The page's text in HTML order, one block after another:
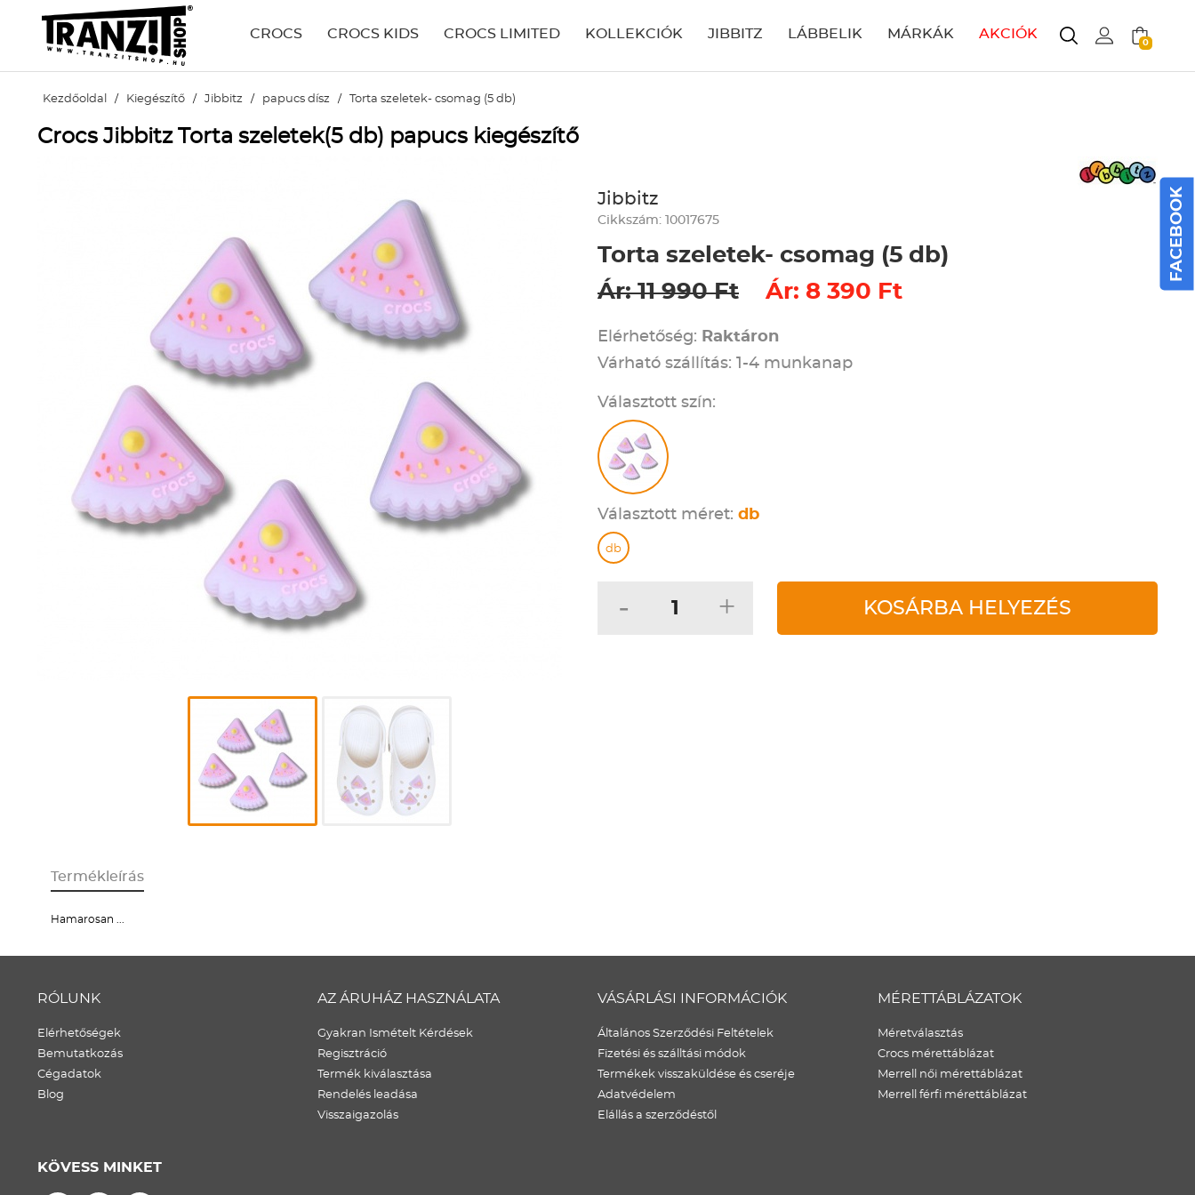
CROCS CROCS KIDS CROCS LIMITED KOLLEKCIÓK JIBBITZ LÁBBELIK MÁRKÁK AKCIÓK
0
Kezdőoldal / Kiegészítő / Jibbitz / papucs dísz / Torta szeletek- csomag (5 db)
Crocs Jibbitz Torta szeletek(5 db) papucs kiegészítő
Jibbitz
Cikkszám: 10017675
Torta szeletek- csomag (5 db)
Ár: 11 990 Ft
Ár: 8 390 Ft
Elérhetőség: Raktáron
Várható szállítás: 1-4 munkanap
Választott szín:
Választott méret: db
db
- + KOSÁRBA HELYEZÉS
Termékleírás
Hamarosan ...
RÓLUNK
Elérhetőségek
Bemutatkozás
Cégadatok
Blog
AZ ÁRUHÁZ HASZNÁLATA
Gyakran Ismételt Kérdések
Regisztráció
Termék kiválasztása
Rendelés leadása
Visszaigazolás
VÁSÁRLÁSI INFORMÁCIÓK
Általános Szerződési Feltételek
Fizetési és szálltási módok
Termékek visszaküldése és cseréje
Adatvédelem
Elállás a szerződéstől
MÉRETTÁBLÁZATOK
Méretválasztás
Crocs mérettáblázat
Merrell női mérettáblázat
Merrell férfi mérettáblázat
KÖVESS MINKET
FACEBOOK